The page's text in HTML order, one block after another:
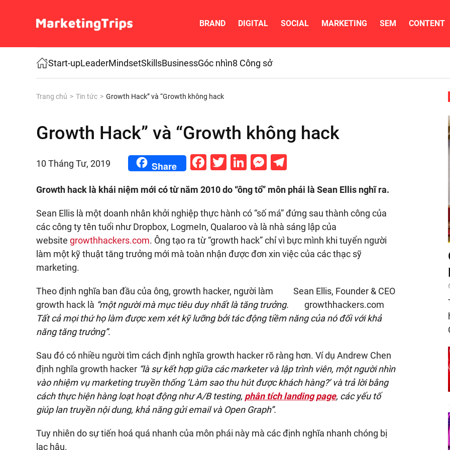
Skip to main content
BRAND DIGITAL SOCIAL MARKETING SEM CONTENT
Start-upLeaderMindsetSkillsBusinessGóc nhìn8 Công sở
Trang chủ Tin tức Growth Hack” và “Growth không hack
Growth Hack” và “Growth không hack
10 Tháng Tư, 2019 Share Facebook
Twitter
LinkedIn
Messenger
Telegram
Growth hack là khái niệm mới có từ năm 2010 do “ông tổ” môn phái là Sean Ellis nghĩ ra.
Sean Ellis là một doanh nhân khởi nghiệp thực hành có “số má” đứng sau thành công của
các công ty tên tuổi như Dropbox, LogmeIn, Qualaroo và là nhà sáng lập của
website growthhackers.com. Ông tạo ra từ “growth hack” chỉ vì bực mình khi tuyển người
làm một kỹ thuật tăng trưởng mới mà toàn nhận được đơn xin việc của các thạc sỹ
marketing.
Sean Ellis, Founder & CEO
growthhackers.com
Theo định nghĩa ban đầu của ông, growth hacker, người làm
growth hack là “một người mà mục tiêu duy nhất là tăng trưởng.
Tất cả mọi thứ họ làm được xem xét kỹ lưỡng bởi tác động tiềm năng của nó đối với khả
năng tăng trưởng”.
Sau đó có nhiều người tìm cách định nghĩa growth hacker rõ ràng hơn. Ví dụ Andrew Chen
định nghĩa growth hacker “là sự kết hợp giữa các marketer và lập trình viên, một người nhìn
vào nhiệm vụ marketing truyền thống ‘Làm sao thu hút được khách hàng?’ và trả lời bằng
cách thực hiện hàng loạt hoạt động như A/B testing, phân tích landing page, các yếu tố
giúp lan truyền nội dung, khả năng gửi email và Open Graph”.
Tuy nhiên do sự tiến hoá quá nhanh của môn phái này mà các định nghĩa nhanh chóng bị
lạc hậu.